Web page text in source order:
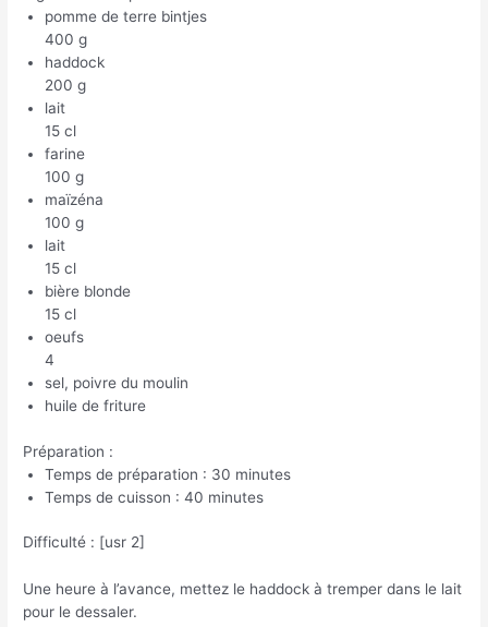
pomme de terre bintjes
400 g
haddock
200 g
lait
15 cl
farine
100 g
maïzéna
100 g
lait
15 cl
bière blonde
15 cl
oeufs
4
sel, poivre du moulin
huile de friture
Préparation :
Temps de préparation : 30 minutes
Temps de cuisson : 40 minutes
Difficulté : [usr 2]
Une heure à l’avance, mettez le haddock à tremper dans le lait
pour le dessaler.